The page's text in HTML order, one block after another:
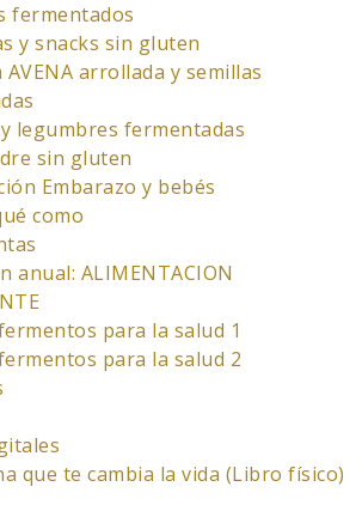
fermentados
y snacks sin gluten
AVENA arrollada y semillas
legumbres fermentadas
sin gluten
Embarazo y bebés
como
anual: ALIMENTACION
para la salud 1
para la salud 2
que te cambia la vida (Libro físico)